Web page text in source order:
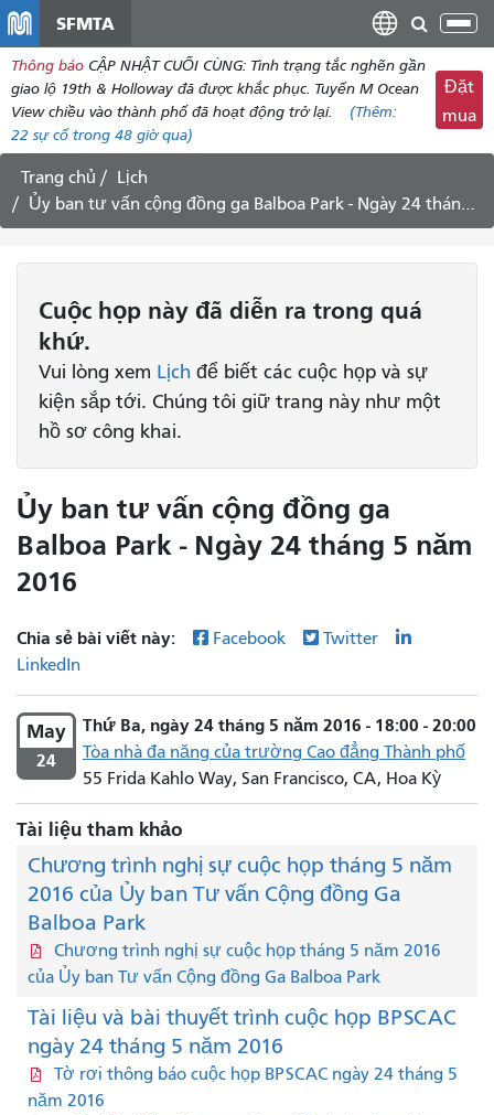
dung
SFMTA
Thông báo CẬP NHẬT CUỐI CÙNG: Tình trạng tắc nghẽn gần
giao lộ 19th & Holloway đã được khắc phục. Tuyến M Ocean
View chiều vào thành phố đã hoạt động trở lại.
(Thêm:
22 sự cố trong 48 giờ qua)
Đặt
mua
Trang chủ
Lịch
Ủy ban tư vấn cộng đồng ga Balboa Park - Ngày 24 tháng 5 năm 2016
Cuộc họp này đã diễn ra trong quá
khứ.
Vui lòng xem Lịch để biết các cuộc họp và sự
kiện sắp tới. Chúng tôi giữ trang này như một
hồ sơ công khai.
Ủy ban tư vấn cộng đồng ga
Balboa Park - Ngày 24 tháng 5 năm
2016
Chia sẻ bài viết này: Facebook
Twitter
LinkedIn
May
24
Thứ Ba, ngày 24 tháng 5 năm 2016 - 18:00 - 20:00
Tòa nhà đa năng của trường Cao đẳng Thành phố
55 Frida Kahlo Way, San Francisco, CA, Hoa Kỳ
Tài liệu tham khảo
Chương trình nghị sự cuộc họp tháng 5 năm
2016 của Ủy ban Tư vấn Cộng đồng Ga
Balboa Park
Chương trình nghị sự cuộc họp tháng 5 năm 2016
của Ủy ban Tư vấn Cộng đồng Ga Balboa Park
Tài liệu và bài thuyết trình cuộc họp BPSCAC
ngày 24 tháng 5 năm 2016
Tờ rơi thông báo cuộc họp BPSCAC ngày 24 tháng 5
năm 2016